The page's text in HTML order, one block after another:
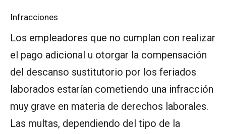
Infracciones
Los empleadores que no cumplan con realizar
el pago adicional u otorgar la compensación
del descanso sustitutorio por los feriados
laborados estarían cometiendo una infracción
muy grave en materia de derechos laborales.
Las multas, dependiendo del tipo de la